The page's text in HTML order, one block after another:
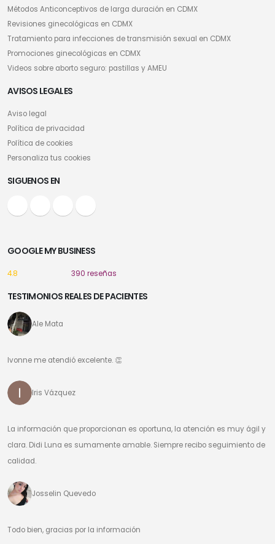
Métodos Anticonceptivos de larga duración en CDMX
Revisiones ginecológicas en CDMX
Tratamiento para infecciones de transmisión sexual en CDMX
Promociones ginecológicas en CDMX
Videos sobre aborto seguro: pastillas y AMEU
AVISOS LEGALES
Aviso legal
Política de privacidad
Política de cookies
Personaliza tus cookies
SIGUENOS EN
GOOGLE MY BUSINESS
4.8 390 reseñas
TESTIMONIOS REALES DE PACIENTES
Ale Mata
Ivonne me atendió excelente. 👏
Iris Vázquez
La información que proporcionan es oportuna, la atención es muy ágil y
clara. Didi Luna es sumamente amable. Siempre recibo seguimiento de
calidad.
Josselin Quevedo
Todo bien, gracias por la información